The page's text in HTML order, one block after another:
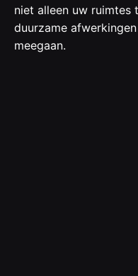
niet alleen uw ruimtes
duurzame
meegaan.